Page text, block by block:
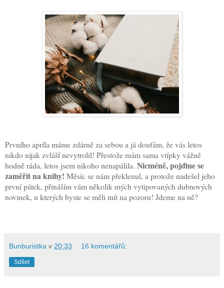
Prvního apríla máme zdárně za sebou a já doufám, že vás letos
nikdo nijak zvlášť nevytrolil! Přestože mám sama vtípky vážně
hodně ráda, letos jsem nikoho nenapálila. Nicméně, pojďme se
zaměřit na knihy! Měsíc se nám překlenul, a protože nadešel jeho
první pátek, přináším vám několik mých vytipovaných dubnových
novinek, u kterých byste se měli mít na pozoru! Jdeme na ně?
Bunburistka v 20:33 16 komentářů:
Sdílet